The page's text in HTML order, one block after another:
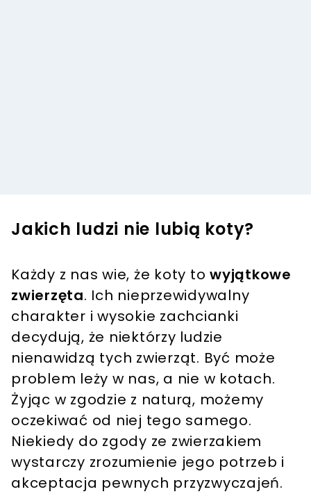
Jakich ludzi nie lubią koty?
Każdy z nas wie, że koty to wyjątkowe
zwierzęta. Ich nieprzewidywalny
charakter i wysokie zachcianki
decydują, że niektórzy ludzie
nienawidzą tych zwierząt. Być może
problem leży w nas, a nie w kotach.
Żyjąc w zgodzie z naturą, możemy
oczekiwać od niej tego samego.
Niekiedy do zgody ze zwierzakiem
wystarczy zrozumienie jego potrzeb i
akceptacja pewnych przyzwyczajeń.